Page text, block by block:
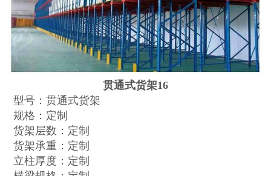
贯通式货架16
型号：贯通式货架
规格：定制
货架层数：定制
货架承重：定制
立柱厚度：定制